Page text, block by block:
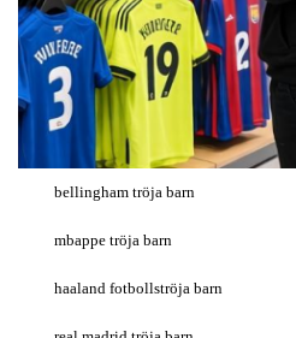
bellingham tröja barn
mbappe tröja barn
haaland fotbollströja barn